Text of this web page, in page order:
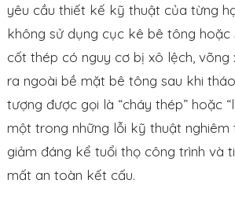
yêu cầu thiết kế kỹ thuật của từng
không sử dụng cục kê bê tông hoặc
cốt thép có nguy cơ bị xô lệch, võng
ra ngoài bề mặt bê tông sau khi
tượng được gọi là “cháy thép” hoặc
một trong những lỗi kỹ thuật nghiêm
giảm đáng kể tuổi thọ công trình và
mất an toàn kết cấu.